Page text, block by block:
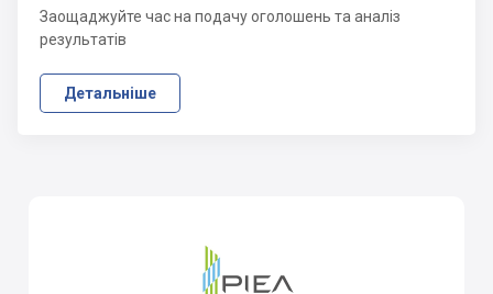
Заощаджуйте час на подачу оголошень та аналіз
результатів
Детальніше